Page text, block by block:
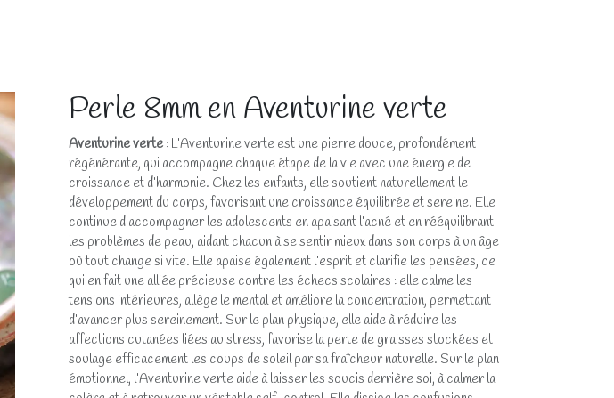
Perle 8mm en Aventurine verte
Aventurine verte : L’Aventurine verte est une pierre douce, profondément
régénérante, qui accompagne chaque étape de la vie avec une énergie de
croissance et d’harmonie. Chez les enfants, elle soutient naturellement le
développement du corps, favorisant une croissance équilibrée et sereine. Elle
continue d’accompagner les adolescents en apaisant l’acné et en rééquilibrant
les problèmes de peau, aidant chacun à se sentir mieux dans son corps à un âge
où tout change si vite. Elle apaise également l’esprit et clarifie les pensées, ce
qui en fait une alliée précieuse contre les échecs scolaires : elle calme les
tensions intérieures, allège le mental et améliore la concentration, permettant
d’avancer plus sereinement. Sur le plan physique, elle aide à réduire les
affections cutanées liées au stress, favorise la perte de graisses stockées et
soulage efficacement les coups de soleil par sa fraîcheur naturelle. Sur le plan
émotionnel, l’Aventurine verte aide à laisser les soucis derrière soi, à calmer la